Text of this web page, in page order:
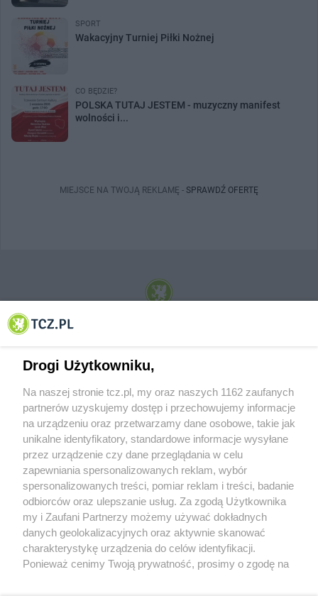
SPORT
Wakacyjny Turniej Piłki Nożnej
CO BĘDZIE?
POLSKA TUTAJ JESTEM - muzyczny manifest
wolności i...
MIEJSCE NA TWOJĄ REKLAMĘ - SPRAWDŹ OFERTĘ
© 2001-2026 Tczew - TCZ.PL Sp. z o.o. Internetowy Serwis Informacyjny Miasta
O FIRMIE POLITYKA PRYWATNOŚCI HOSTING
REKLAMA WSPÓŁPRACA RSS FACEBOOK KONTAKT
Nasze serwisy
Aktualności
Tcz24
Muzyka i kultura
Archiwum wydarzeń
Drogi Użytkowniku,
Na naszej stronie tcz.pl, my oraz naszych 1162 zaufanych
partnerów uzyskujemy dostęp i przechowujemy informacje
na urządzeniu oraz przetwarzamy dane osobowe, takie jak
unikalne identyfikatory, standardowe informacje wysyłane
przez urządzenie czy dane przeglądania w celu
zapewniania spersonalizowanych reklam, wybór
spersonalizowanych treści, pomiar reklam i treści, badanie
odbiorców oraz ulepszanie usług. Za zgodą Użytkownika
my i Zaufani Partnerzy możemy używać dokładnych
danych geolokalizacyjnych oraz aktywnie skanować
charakterystykę urządzenia do celów identyfikacji.
Ponieważ cenimy Twoją prywatność, prosimy o zgodę na